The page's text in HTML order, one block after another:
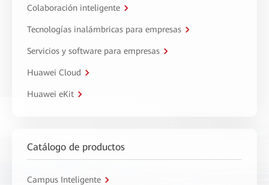
Colaboración inteligente
Tecnologías inalámbricas para empresas
Servicios y software para empresas
Huawei Cloud
Huawei eKit
Catálogo de productos
Campus Inteligente